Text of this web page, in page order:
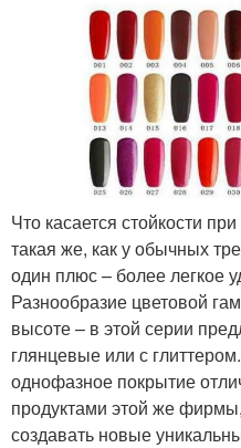
Что касается стойкости
такая же, как у обычных
один плюс – более легкое
Разнообразие цветовой
высоте – в этой серии
глянцевые или с
однофазное покрытие
продуктами этой же
создавать новые